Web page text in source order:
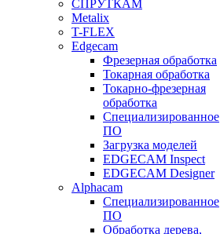
СПРУТКAM
Metalix
T-FLEX
Edgecam
Фрезерная обработка
Токарная обработка
Токарно-фрезерная
обработка
Специализированное
ПО
Загрузка моделей
EDGECAM Inspect
EDGECAM Designer
Alphacam
Специализированное
ПО
Обработка дерева,